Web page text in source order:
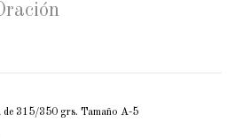
de 315/350 grs. Tamaño A-5